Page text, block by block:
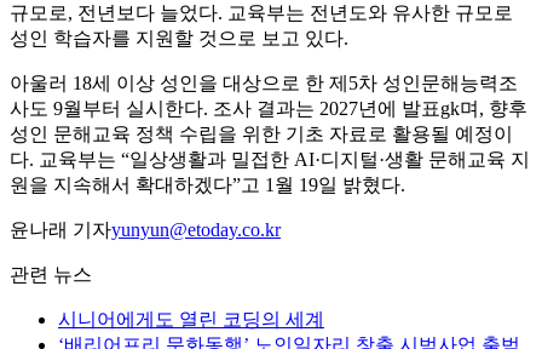
규모로, 전년보다 늘었다. 교육부는 전년도와 유사한 규모로
성인 학습자를 지원할 것으로 보고 있다.
아울러 18세 이상 성인을 대상으로 한 제5차 성인문해능력조
사도 9월부터 실시한다. 조사 결과는 2027년에 발표gk며, 향후
성인 문해교육 정책 수립을 위한 기초 자료로 활용될 예정이
다. 교육부는 “일상생활과 밀접한 AI·디지털·생활 문해교육 지
원을 지속해서 확대하겠다”고 1월 19일 밝혔다.
윤나래 기자yunyun@etoday.co.kr
관련 뉴스
시니어에게도 열린 코딩의 세계